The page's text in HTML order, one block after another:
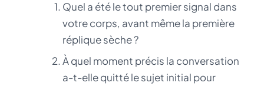
Quel a été le tout premier signal dans
votre corps, avant même la première
réplique sèche ?
À quel moment précis la conversation
a-t-elle quitté le sujet initial pour